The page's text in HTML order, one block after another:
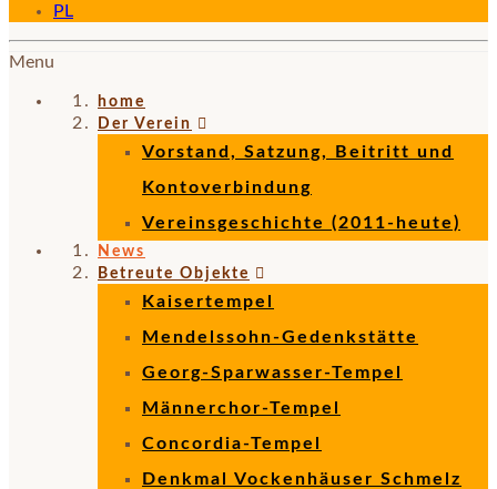
PL
Menu
home
Der Verein
Vorstand, Satzung, Beitritt und
Kontoverbindung
Vereinsgeschichte (2011-heute)
News
Betreute Objekte
Kaisertempel
Mendelssohn-Gedenkstätte
Georg-Sparwasser-Tempel
Männerchor-Tempel
Concordia-Tempel
Denkmal Vockenhäuser Schmelz